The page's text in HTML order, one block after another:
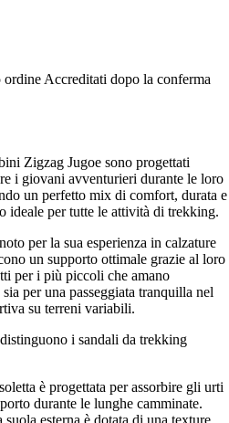
ordine Accreditati dopo la conferma
Zigzag Jugoe sono progettati
i giovani avventurieri durante le loro
un perfetto mix di comfort, durata e
ideale per tutte le attività di trekking.
per la sua esperienza in calzature
un supporto ottimale grazie al loro
per i più piccoli che amano
per una passeggiata tranquilla nel
su terreni variabili.
i sandali da trekking
è progettata per assorbire gli urti
durante le lunghe camminate.
suola esterna è dotata di una texture